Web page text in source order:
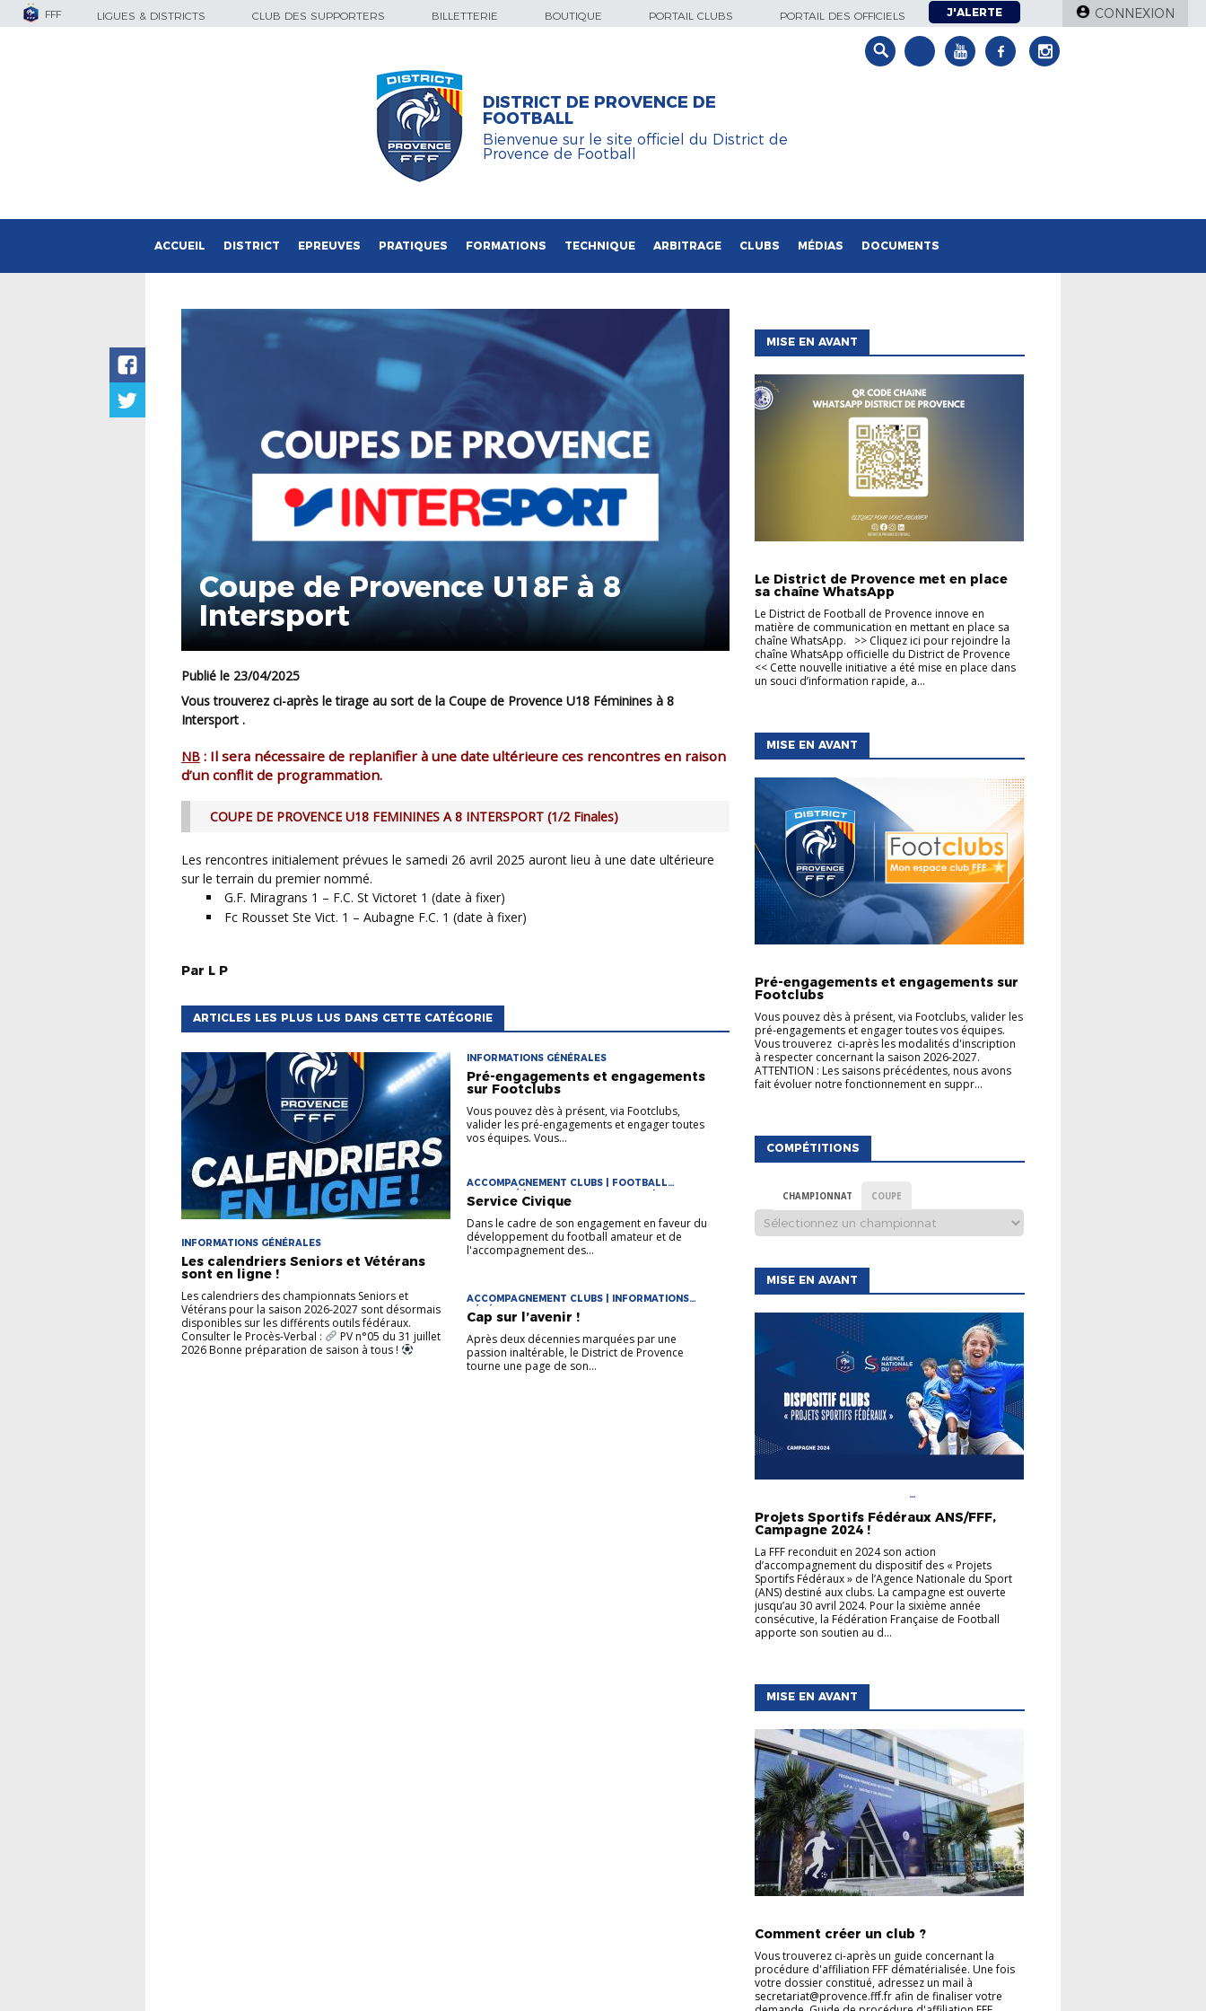
FFF LIGUES & DISTRICTS CLUB DES SUPPORTERS BILLETTERIE BOUTIQUE PORTAIL CLUBS PORTAIL DES OFFICIELS J'ALERTE CONNEXION
DISTRICT DE PROVENCE DE
FOOTBALL
Bienvenue sur le site officiel du District de
Provence de Football
ACCUEIL DISTRICT EPREUVES PRATIQUES FORMATIONS TECHNIQUE ARBITRAGE CLUBS MÉDIAS DOCUMENTS
Coupe de Provence U18F à 8
Intersport
Publié le 23/04/2025
Vous trouverez ci-après le tirage au sort de la Coupe de Provence U18 Féminines à 8
Intersport .
NB : Il sera nécessaire de replanifier à une date ultérieure ces rencontres en raison
d’un conflit de programmation.
COUPE DE PROVENCE U18 FEMININES A 8 INTERSPORT (1/2 Finales)
Les rencontres initialement prévues le samedi 26 avril 2025 auront lieu à une date ultérieure
sur le terrain du premier nommé.
G.F. Miragrans 1 – F.C. St Victoret 1 (date à fixer)
Fc Rousset Ste Vict. 1 – Aubagne F.C. 1 (date à fixer)
Par L P
ARTICLES LES PLUS LUS DANS CETTE CATÉGORIE
INFORMATIONS GÉNÉRALES
Les calendriers Seniors et Vétérans
sont en ligne !
Les calendriers des championnats Seniors et
Vétérans pour la saison 2026-2027 sont désormais
disponibles sur les différents outils fédéraux.
Consulter le Procès-Verbal :
PV n°05 du 31 juillet
2026 Bonne préparation de saison à tous !
INFORMATIONS GÉNÉRALES
Pré-engagements et engagements
sur Footclubs
Vous pouvez dès à présent, via Footclubs,
valider les pré-engagements et engager toutes
vos équipes. Vous...
ACCOMPAGNEMENT CLUBS | FOOTBALL
DIVERSIFIÉ | FORMATIONS ARBITRES |
FORMATIONS CLUBS | FORMATIONS DE CADRES |
INFORMATIONS GÉNÉRALES
Service Civique
Dans le cadre de son engagement en faveur du
développement du football amateur et de
l'accompagnement des...
ACCOMPAGNEMENT CLUBS | INFORMATIONS
GÉNÉRALES
Cap sur l’avenir !
Après deux décennies marquées par une
passion inaltérable, le District de Provence
tourne une page de son...
MISE EN AVANT
Le District de Provence met en place
sa chaîne WhatsApp
Le District de Football de Provence innove en
matière de communication en mettant en place sa
chaîne WhatsApp. >> Cliquez ici pour rejoindre la
chaîne WhatsApp officielle du District de Provence
<< Cette nouvelle initiative a été mise en place dans
un souci d’information rapide, a...
MISE EN AVANT
Pré-engagements et engagements sur
Footclubs
Vous pouvez dès à présent, via Footclubs, valider les
pré-engagements et engager toutes vos équipes.
Vous trouverez ci-après les modalités d'inscription
à respecter concernant la saison 2026-2027.
ATTENTION : Les saisons précédentes, nous avons
fait évoluer notre fonctionnement en suppr...
COMPÉTITIONS
CHAMPIONNAT COUPE
MISE EN AVANT
CLUBS
INFORMATIONS GÉNÉRALES
Projets Sportifs Fédéraux ANS/FFF,
Campagne 2024 !
La FFF reconduit en 2024 son action
d’accompagnement du dispositif des « Projets
Sportifs Fédéraux » de l’Agence Nationale du Sport
(ANS) destiné aux clubs. La campagne est ouverte
jusqu’au 30 avril 2024. Pour la sixième année
consécutive, la Fédération Française de Football
apporte son soutien au d...
MISE EN AVANT
Comment créer un club ?
Vous trouverez ci-après un guide concernant la
procédure d'affiliation FFF dématérialisée. Une fois
votre dossier constitué, adressez un mail à
secretariat@provence.fff.fr afin de finaliser votre